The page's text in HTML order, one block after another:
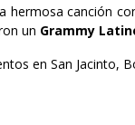
hermosa canción
un Grammy